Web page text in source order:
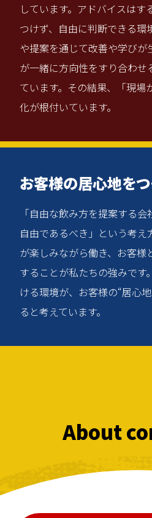
しています。アドバイスはす
つけず、自由に判断できる環
や提案を通じて改善や学びが
が一緒に方向性をすり合わせ
ています。その結果、「現場
化が根付いています。
お客様の居心地をつ
「自由な飲み方を提案する
自由であるべき」という考え
が楽しみながら働き、お客様
することが私たちの強みです
ける環境が、お客様の“居心
ると考えています。
About